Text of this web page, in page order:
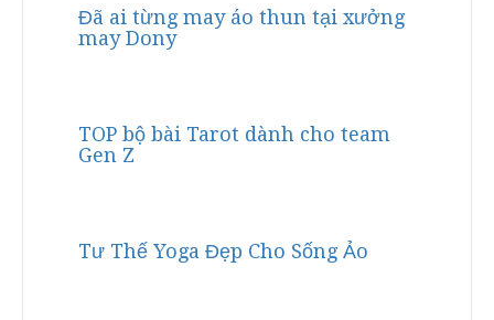
Đã ai từng may áo thun tại xưởng
may Dony
TOP bộ bài Tarot dành cho team
Gen Z
Tư Thế Yoga Đẹp Cho Sống Ảo